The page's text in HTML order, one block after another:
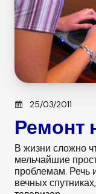
Posted on
25/03/2011
Ремонт
В жизни сложно
мельчайшие
проблемам. Речь
вечных